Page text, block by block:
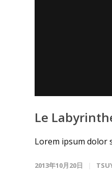
Le
Lorem ipsum dolor
2013年10月20日